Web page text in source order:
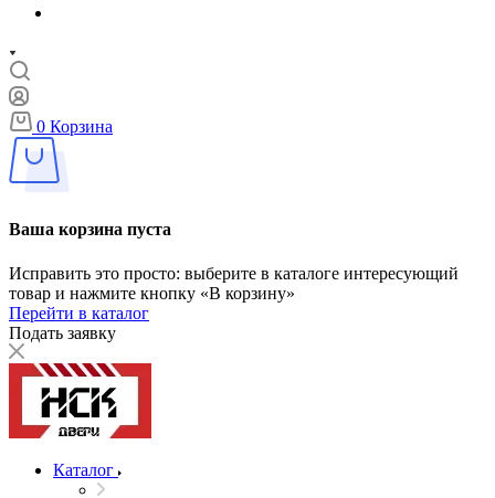
0 Корзина
Ваша корзина пуста
Исправить это просто: выберите в каталоге интересующий
товар и нажмите кнопку «В корзину»
Перейти в каталог
Подать заявку
Каталог